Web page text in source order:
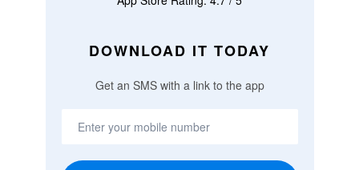
DOWNLOAD IT TODAY
Get an SMS with a link to the app